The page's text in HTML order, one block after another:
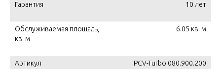
Гарантия 10 лет
Обслуживаемая площадь,
кв. м
6.05 кв. м
Артикул PCV-Turbo.080.900.200